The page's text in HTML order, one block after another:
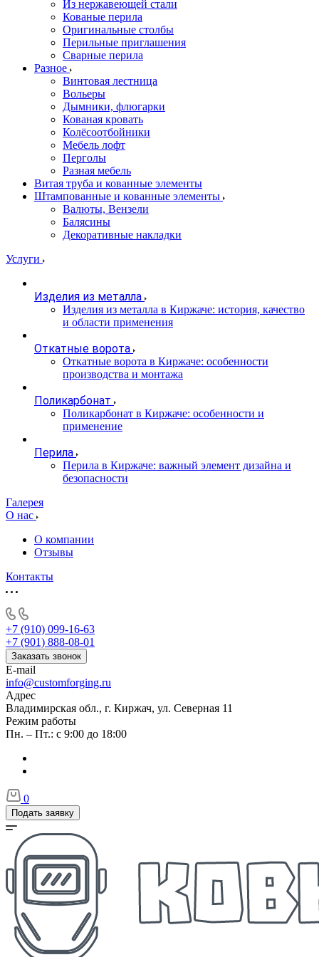
Из нержавеющей стали
Кованые перила
Оригинальные столбы
Перильные приглашения
Сварные перила
Разное
Винтовая лестница
Вольеры
Дымники, флюгарки
Кованая кровать
Колёсоотбойники
Мебель лофт
Перголы
Разная мебель
Витая труба и кованные элементы
Штампованные и кованные элементы
Валюты, Вензели
Балясины
Декоративные накладки
Услуги
Изделия из металла
Изделия из металла в Киржаче: история, качество
и области применения
Откатные ворота
Откатные ворота в Киржаче: особенности
производства и монтажа
Поликарбонат
Поликарбонат в Киржаче: особенности и
применение
Перила
Перила в Киржаче: важный элемент дизайна и
безопасности
Галерея
О нас
О компании
Отзывы
Контакты
+7 (910) 099-16-63
+7 (901) 888-08-01
Заказать звонок
E-mail
info@customforging.ru
Адрес
Владимирская обл., г. Киржач, ул. Северная 11
Режим работы
Пн. – Пт.: с 9:00 до 18:00
0
Подать заявку